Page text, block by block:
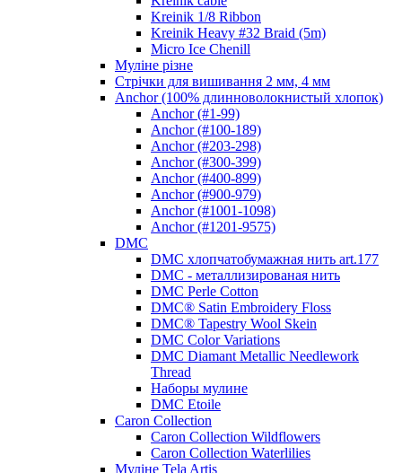
Kreinik 1/8 Ribbon
Kreinik Heavy #32 Braid (5m)
Micro Ice Chenill
Муліне різне
Стрічки для вишивання 2 мм, 4 мм
Anchor (100% длинноволокнистый хлопок)
Anchor (#1-99)
Anchor (#100-189)
Anchor (#203-298)
Anchor (#300-399)
Anchor (#400-899)
Anchor (#900-979)
Anchor (#1001-1098)
Anchor (#1201-9575)
DMC
DMC хлопчатобумажная нить art.177
DMC - металлизированая нить
DMC Perle Cotton
DMC® Satin Embroidery Floss
DMC® Tapestry Wool Skein
DMC Color Variations
DMC Diamant Metallic Needlework
Thread
Наборы мулине
DMC Etoile
Caron Collection
Caron Collection Wildflowers
Caron Collection Waterlilies
Муліне Tela Artis